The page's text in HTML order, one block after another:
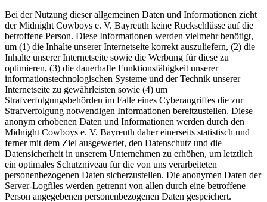
Bei der Nutzung dieser allgemeinen Daten und Informationen zieht
der Midnight Cowboys e. V. Bayreuth keine Rückschlüsse auf die
betroffene Person. Diese Informationen werden vielmehr benötigt,
um (1) die Inhalte unserer Internetseite korrekt auszuliefern, (2) die
Inhalte unserer Internetseite sowie die Werbung für diese zu
optimieren, (3) die dauerhafte Funktionsfähigkeit unserer
informationstechnologischen Systeme und der Technik unserer
Internetseite zu gewährleisten sowie (4) um
Strafverfolgungsbehörden im Falle eines Cyberangriffes die zur
Strafverfolgung notwendigen Informationen bereitzustellen. Diese
anonym erhobenen Daten und Informationen werden durch den
Midnight Cowboys e. V. Bayreuth daher einerseits statistisch und
ferner mit dem Ziel ausgewertet, den Datenschutz und die
Datensicherheit in unserem Unternehmen zu erhöhen, um letztlich
ein optimales Schutzniveau für die von uns verarbeiteten
personenbezogenen Daten sicherzustellen. Die anonymen Daten der
Server-Logfiles werden getrennt von allen durch eine betroffene
Person angegebenen personenbezogenen Daten gespeichert.